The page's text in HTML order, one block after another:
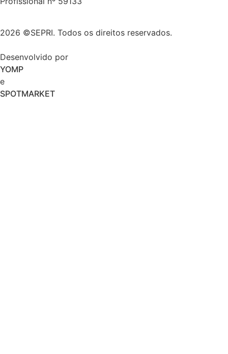
2026 ©SEPRI. Todos os direitos reservados.
Desenvolvido por
YOMP
e
SPOTMARKET